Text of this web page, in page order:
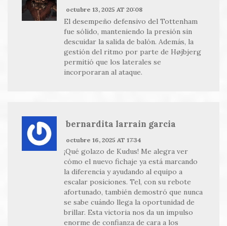
octubre 13, 2025 AT 20:08
El desempeño defensivo del Tottenham
fue sólido, manteniendo la presión sin
descuidar la salida de balón. Además, la
gestión del ritmo por parte de Højbjerg
permitió que los laterales se
incorporaran al ataque.
bernardita larrain garcia
octubre 16, 2025 AT 17:34
¡Qué golazo de Kudus! Me alegra ver
cómo el nuevo fichaje ya está marcando
la diferencia y ayudando al equipo a
escalar posiciones. Tel, con su rebote
afortunado, también demostró que nunca
se sabe cuándo llega la oportunidad de
brillar. Esta victoria nos da un impulso
enorme de confianza de cara a los